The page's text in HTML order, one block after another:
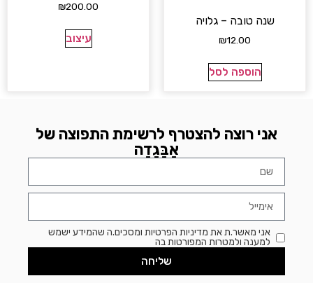
שנה טובה – גלויה
₪12.00
הוספה לסל
₪200.00
עיצוב
אני רוצה להצטרף לרשימת התפוצה של
אָבָּגָדָה
אני מאשר.ת את מדיניות הפרטיות ומסכים.ה שהמידע ישמש
למענה ולמטרות המפורטות בה
שליחה